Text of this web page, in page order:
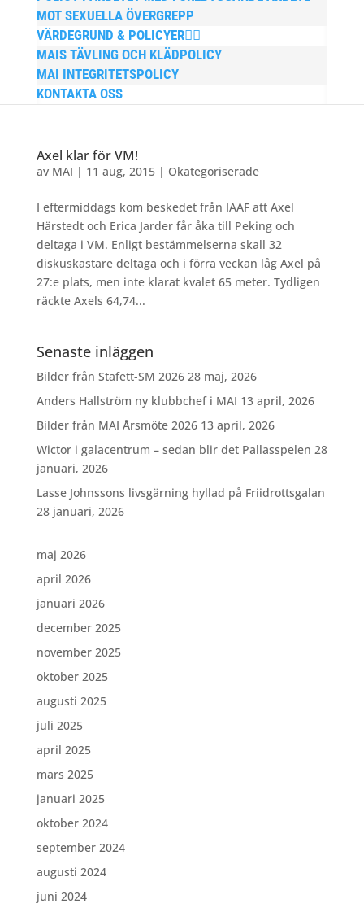
MOT SEXUELLA ÖVERGREPP
VÄRDEGRUND & POLICYER
MAIS TÄVLING OCH KLÄDPOLICY
MAI INTEGRITETSPOLICY
KONTAKTA OSS
Axel klar för VM!
av MAI | 11 aug, 2015| Okategoriserade
I eftermiddags kom beskedet från IAAF att Axel
Härstedt och Erica Jarder får åka till Peking och
deltaga i VM. Enligt bestämmelserna skall 32
diskuskastare deltaga och i förra veckan låg Axel på
27:e plats, men inte klarat kvalet 65 meter. Tydligen
räckte Axels 64,74...
Senaste inläggen
Bilder från Stafett-SM 2026 28 maj, 2026
Anders Hallström ny klubbchef i MAI 13 april, 2026
Bilder från MAI Årsmöte 2026 13 april, 2026
Wictor i galacentrum – sedan blir det Pallasspelen 28
januari, 2026
Lasse Johnssons livsgärning hyllad på Friidrottsgalan
28 januari, 2026
maj 2026
april 2026
januari 2026
december 2025
november 2025
oktober 2025
augusti 2025
juli 2025
april 2025
mars 2025
januari 2025
oktober 2024
september 2024
augusti 2024
juni 2024